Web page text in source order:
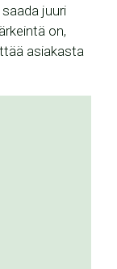
juuri
on,
asiakasta